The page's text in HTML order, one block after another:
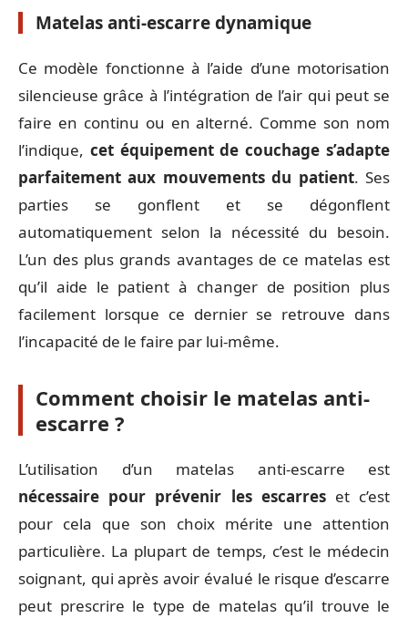
Matelas anti-escarre dynamique
Ce modèle fonctionne à l’aide d’une motorisation
silencieuse grâce à l’intégration de l’air qui peut se
faire en continu ou en alterné. Comme son nom
l’indique, cet équipement de couchage s’adapte
parfaitement aux mouvements du patient. Ses
parties se gonflent et se dégonflent
automatiquement selon la nécessité du besoin.
L’un des plus grands avantages de ce matelas est
qu’il aide le patient à changer de position plus
facilement lorsque ce dernier se retrouve dans
l’incapacité de le faire par lui-même.
Comment choisir le matelas anti-
escarre ?
L’utilisation d’un matelas anti-escarre est
nécessaire pour prévenir les escarreset c’est
pour cela que son choix mérite une attention
particulière. La plupart de temps, c’est le médecin
soignant, qui après avoir évalué le risque d’escarre
peut prescrire le type de matelas qu’il trouve le